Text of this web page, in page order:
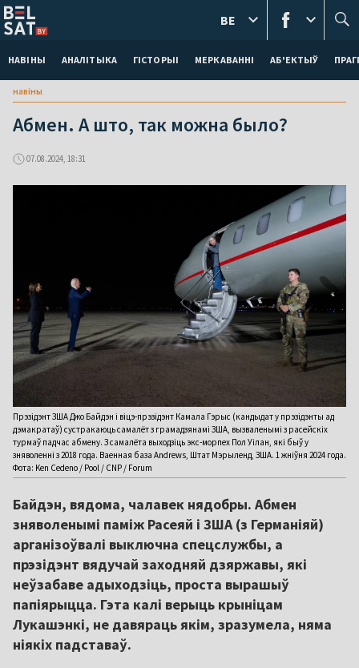
НАВІНЫ АНАЛІТЫКА ГІСТОРЫІ МЕРКАВАННI АБ'ЕКТЫЎ
BE
навіны
Абмен. А што, так можна было?
07.08.2024, 18:31
Прэзідэнт ЗША Джо Байдэн і віцэ-прэзідэнт Камала Гэрыс (кандыдат у прэзідэнты ад
дэмакратаў) сустракаюць самалёт з грамадзянамі ЗША, вызваленымі з расейскіх
турмаў падчас абмену. З самалёта выходзіць экс-морпех Пол Уілан, які быў у
зняволенні з 2018 года. Ваенная база Andrews, Штат Мэрыленд, ЗША. 1 жніўня 2024 года.
Фота: Ken Cedeno / Pool / CNP / Forum
Байдэн, вядома, чалавек нядобры. Абмен
зняволенымі паміж Расеяй і ЗША (з Германіяй)
арганізоўвалі выключна спецслужбы, а
прэзідэнт вядучай заходняй дзяржавы, які
неўзабаве адыходзіць, проста вырашыў
папіярыцца. Гэта калі верыць крыніцам
Лукашэнкі, не давяраць якім, зразумела, няма
ніякіх падставаў.